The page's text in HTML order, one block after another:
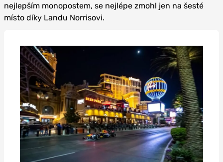
nejlepším monopostem, se nejlépe zmohl jen na šesté
místo díky Landu Norrisovi.